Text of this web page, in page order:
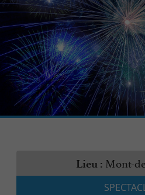
Lieu : Mont-